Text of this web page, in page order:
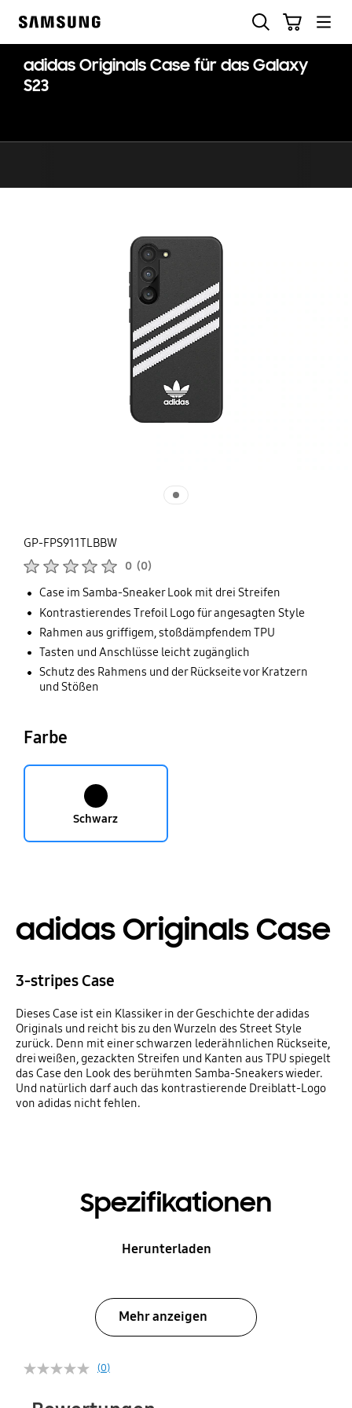
adidas Originals Case für das Galaxy
S23
GP-FPS911TLBBW
0 (0)
Case im Samba-Sneaker Look mit drei Streifen
Kontrastierendes Trefoil Logo für angesagten Style
Rahmen aus griffigem, stoßdämpfendem TPU
Tasten und Anschlüsse leicht zugänglich
Schutz des Rahmens und der Rückseite vor Kratzern
und Stößen
Farbe
Schwarz
adidas Originals Case
3-stripes Case
Dieses Case ist ein Klassiker in der Geschichte der adidas
Originals und reicht bis zu den Wurzeln des Street Style
zurück. Denn mit einer schwarzen lederähnlichen Rückseite,
drei weißen, gezackten Streifen und Kanten aus TPU spiegelt
das Case den Look des berühmten Samba-Sneakers wieder.
Und natürlich darf auch das kontrastierende Dreiblatt-Logo
von adidas nicht fehlen.
Spezifikationen
Herunterladen
Mehr anzeigen
(0)